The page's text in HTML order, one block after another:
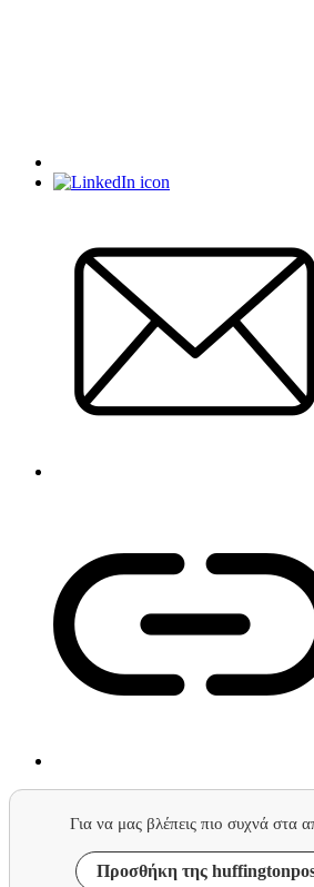
Για να μας βλέπεις πιο συχνά στα
Προσθήκη της